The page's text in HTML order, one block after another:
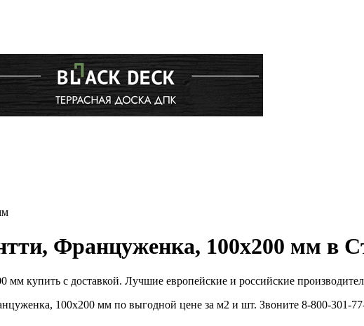
Француженка, 100х200 мм в
мм купить с доставкой. Лучшие европейские и российские
100х200 мм по выгодной цене за м2 и шт. Звоните 8-800-